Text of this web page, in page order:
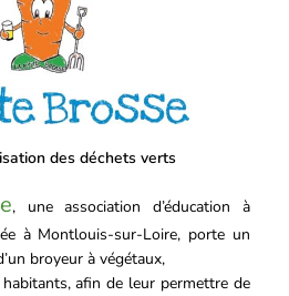
des déchets verts
, une association d’éducation à
à Montlouis-sur-Loire, porte un
broyeur à végétaux,
afin de leur permettre de